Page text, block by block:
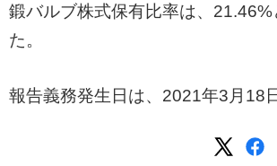
鍛バルブ株式保有比率は、21.46%
た。
報告義務発生日は、2021年3月18日